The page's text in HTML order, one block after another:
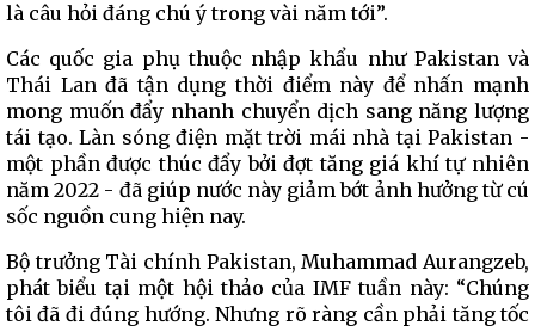
là câu hỏi đáng chú ý trong vài năm tới”.
Các quốc gia phụ thuộc nhập khẩu như Pakistan và
Thái Lan đã tận dụng thời điểm này để nhấn mạnh
mong muốn đẩy nhanh chuyển dịch sang năng lượng
tái tạo. Làn sóng điện mặt trời mái nhà tại Pakistan -
một phần được thúc đẩy bởi đợt tăng giá khí tự nhiên
năm 2022 - đã giúp nước này giảm bớt ảnh hưởng từ cú
sốc nguồn cung hiện nay.
Bộ trưởng Tài chính Pakistan, Muhammad Aurangzeb,
phát biểu tại một hội thảo của IMF tuần này: “Chúng
tôi đã đi đúng hướng. Nhưng rõ ràng cần phải tăng tốc